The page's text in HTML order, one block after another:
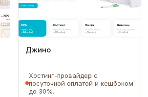
Джино
Хостинг-провайдер с
посуточной оплатой и кешбэком
до 30%.